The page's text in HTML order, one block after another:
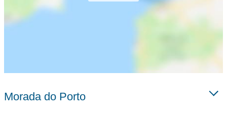
Morada do Porto